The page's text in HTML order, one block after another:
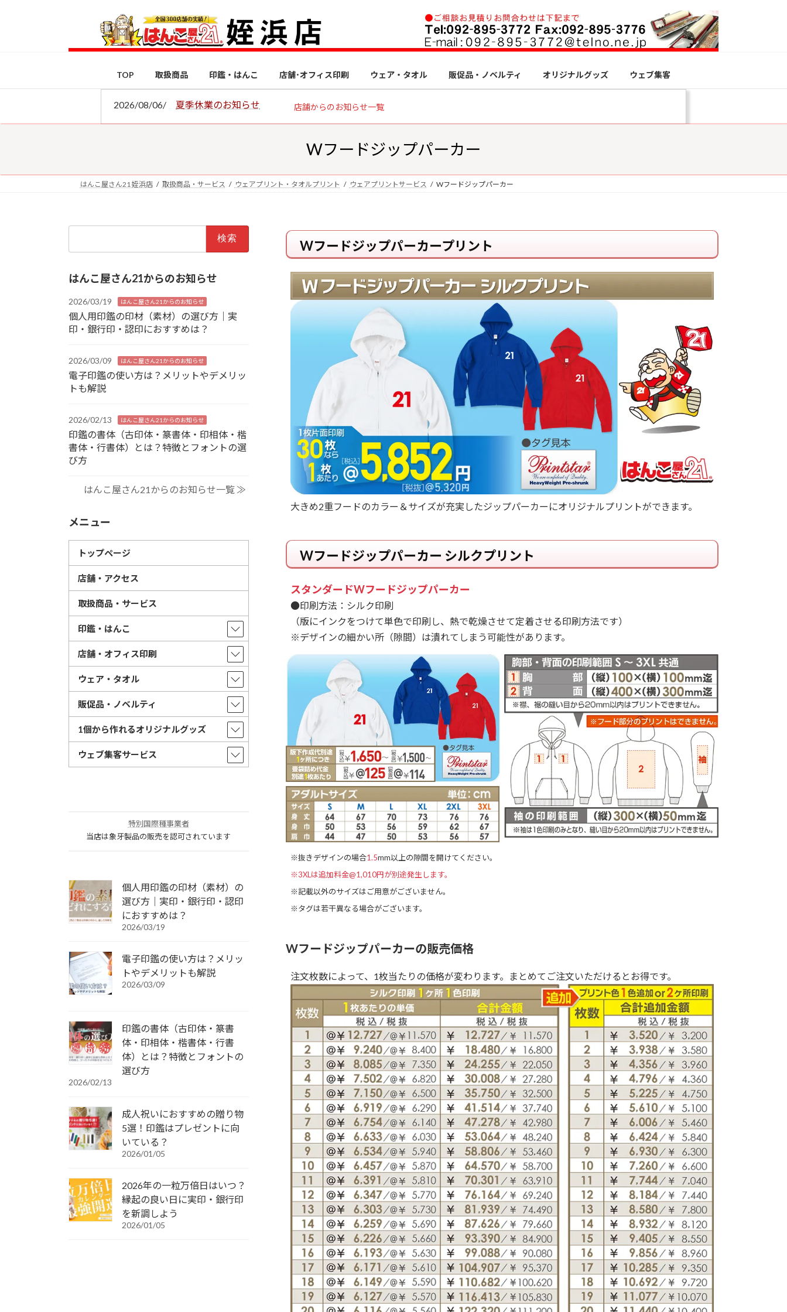
ス
ン
TOP 取扱商品 印鑑・はんこ 店舗･オフィス印刷 ウェア・タオル 販促品・ノベルティ オリジナルグッズ ウェブ集客
2026/08/06/ 夏季休業のお知らせ 店舗からのお知らせ一覧
Wフードジップパーカー
はんこ屋さん21 姪浜店 取扱商品・サービス ウェアプリント・タオルプリント ウェアプリントサービス Wフードジップパーカー
Wフードジップパーカープリント
大きめ2重フードのカラー＆サイズが充実したジップパーカーにオリジナルプリントができます。
Wフードジップパーカー シルクプリント
スタンダードWフードジップパーカー
●印刷方法：シルク印刷
（版にインクをつけて単色で印刷し、熱で乾燥させて定着させる印刷方法です）
※デザインの細かい所（隙間）は潰れてしまう可能性があります。
※抜きデザインの場合1.5mm以上の隙間を開けてください。
※3XLは追加料金@1,010円が別途発生します。
※記載以外のサイズはご用意がございません。
※タグは若干異なる場合がございます。
Wフードジップパーカーの販売価格
注文枚数によって、1枚当たりの価格が変わります。まとめてご注文いただけるとお得です。
はんこ屋さん21からのお知らせ
2026/03/19 はんこ屋さん21からのお知らせ
個人用印鑑の印材（素材）の選び方｜実
印・銀行印・認印におすすめは？
2026/03/09 はんこ屋さん21からのお知らせ
電子印鑑の使い方は？メリットやデメリッ
トも解説
2026/02/13 はんこ屋さん21からのお知らせ
印鑑の書体（古印体・篆書体・印相体・楷
書体・行書体）とは？特徴とフォントの選
び方
はんこ屋さん21からのお知らせ一覧 ≫
メニュー
トップページ
店舗・アクセス
取扱商品・サービス
印鑑・はんこ
店舗・オフィス印刷
ウェア・タオル
販促品・ノベルティ
1個から作れるオリジナルグッズ
ウェブ集客サービス
特別国際種事業者
当店は象牙製品の販売を認可されています
個人用印鑑の印材（素材）の
選び方｜実印・銀行印・認印
におすすめは？
2026/03/19
電子印鑑の使い方は？メリッ
トやデメリットも解説
2026/03/09
印鑑の書体（古印体・篆書
体・印相体・楷書体・行書
体）とは？特徴とフォントの
選び方
2026/02/13
成人祝いにおすすめの贈り物
5選！印鑑はプレゼントに向
いている？
2026/01/05
2026年の一粒万倍日はいつ？
縁起の良い日に実印・銀行印
を新調しよう
2026/01/05